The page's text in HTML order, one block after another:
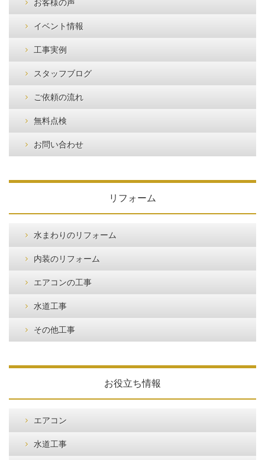
お客様の声
イベント情報
工事実例
スタッフブログ
ご依頼の流れ
無料点検
お問い合わせ
リフォーム
水まわりのリフォーム
内装のリフォーム
エアコンの工事
水道工事
その他工事
お役立ち情報
エアコン
水道工事